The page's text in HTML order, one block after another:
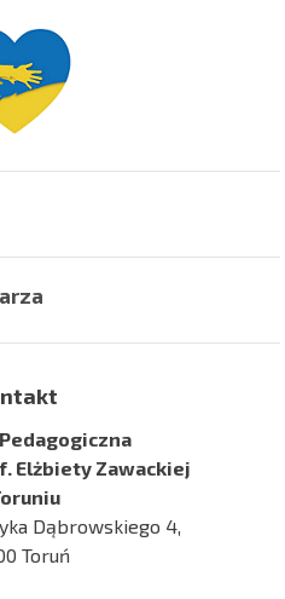
Elżbiety Zawackiej
Dąbrowskiego 4,
Toruń